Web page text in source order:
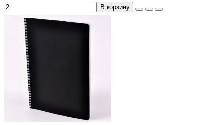
В корзину